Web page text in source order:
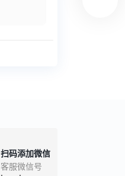
扫码添加微信
客服微信号